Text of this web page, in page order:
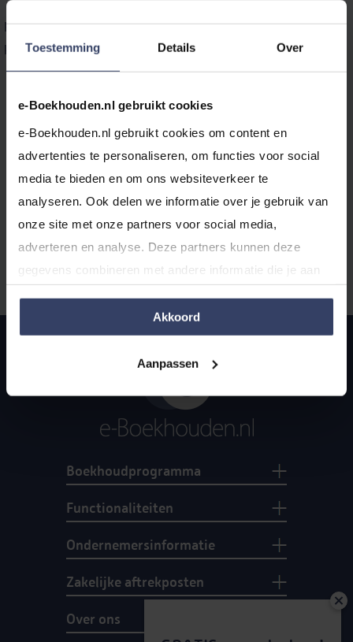
Toestemming Details Over
e-Boekhouden.nl gebruikt cookies
e-Boekhouden.nl gebruikt cookies om content en
advertenties te personaliseren, om functies voor social
media te bieden en om ons websiteverkeer te
analyseren. Ook delen we informatie over je gebruik van
onze site met onze partners voor social media,
adverteren en analyse. Deze partners kunnen deze
gegevens combineren met andere informatie die je aan
van jouw gebruik van hun services.
Akkoord
Aanpassen
Klikhiervoor meer informatie over het leggen van de
koppeling, of neem
contactmet ons op.
Gratis uitproberen
Boekhoudprogramma
Functionaliteiten
Ondernemersinformatie
Zakelijke aftrekposten
Over ons